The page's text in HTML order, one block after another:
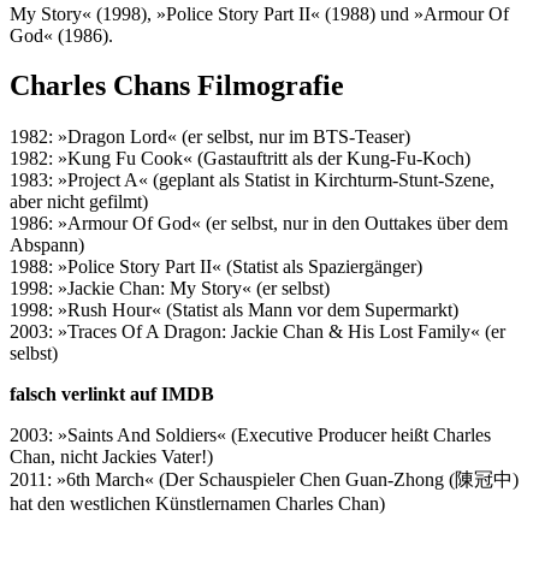
My Story« (1998), »Police Story Part II« (1988) und »Armour Of
God« (1986).
Charles Chans Filmografie
1982: »Dragon Lord« (er selbst, nur im BTS-Teaser)
1982: »Kung Fu Cook« (Gastauftritt als der Kung-Fu-Koch)
1983: »Project A« (geplant als Statist in Kirchturm-Stunt-Szene,
aber nicht gefilmt)
1986: »Armour Of God« (er selbst, nur in den Outtakes über dem
Abspann)
1988: »Police Story Part II« (Statist als Spaziergänger)
1998: »Jackie Chan: My Story« (er selbst)
1998: »Rush Hour« (Statist als Mann vor dem Supermarkt)
2003: »Traces Of A Dragon: Jackie Chan & His Lost Family« (er
selbst)
falsch verlinkt auf IMDB
2003: »Saints And Soldiers« (Executive Producer heißt Charles
Chan, nicht Jackies Vater!)
2011: »6th March« (Der Schauspieler Chen Guan-Zhong (陳冠中)
hat den westlichen Künstlernamen Charles Chan)